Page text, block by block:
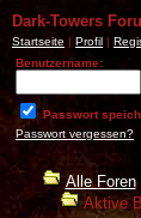
Dark-Towers
Startseite | Profil |
Benutzername:
Passwort
Passwort vergessen?
Alle Foren
Aktive